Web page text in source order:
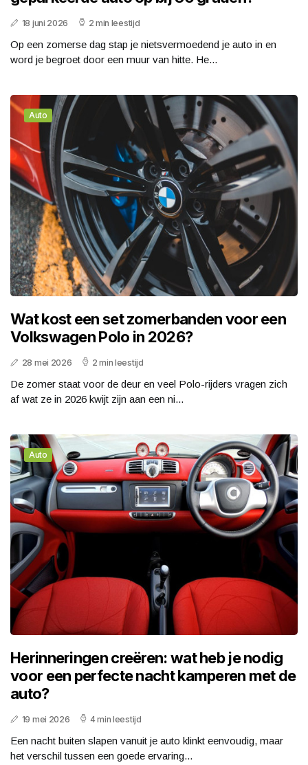
18 juni 2026 2 min leestijd
Op een zomerse dag stap je nietsvermoedend je auto in en
word je begroet door een muur van hitte. He...
Auto
Wat kost een set zomerbanden voor een
Volkswagen Polo in 2026?
28 mei 2026 2 min leestijd
De zomer staat voor de deur en veel Polo-rijders vragen zich
af wat ze in 2026 kwijt zijn aan een ni...
Auto
Herinneringen creëren: wat heb je nodig
voor een perfecte nacht kamperen met de
auto?
19 mei 2026 4 min leestijd
Een nacht buiten slapen vanuit je auto klinkt eenvoudig, maar
het verschil tussen een goede ervaring...